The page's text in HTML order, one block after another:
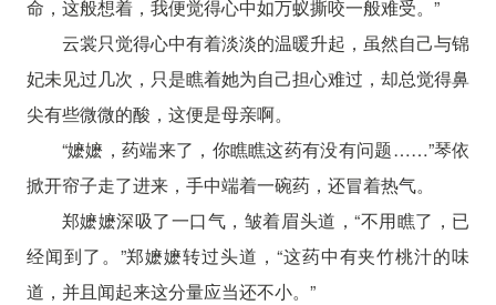
命，这般想着，我便觉得心中如万蚁撕咬一般难受。”
云裳只觉得心中有着淡淡的温暖升起，虽然自己与锦
妃未见过几次，只是瞧着她为自己担心难过，却总觉得鼻
尖有些微微的酸，这便是母亲啊。
“嬷嬷，药端来了，你瞧瞧这药有没有问题……”琴依
掀开帘子走了进来，手中端着一碗药，还冒着热气。
郑嬷嬷深吸了一口气，皱着眉头道，“不用瞧了，已
经闻到了。”郑嬷嬷转过头道，“这药中有夹竹桃汁的味
道，并且闻起来这分量应当还不小。”